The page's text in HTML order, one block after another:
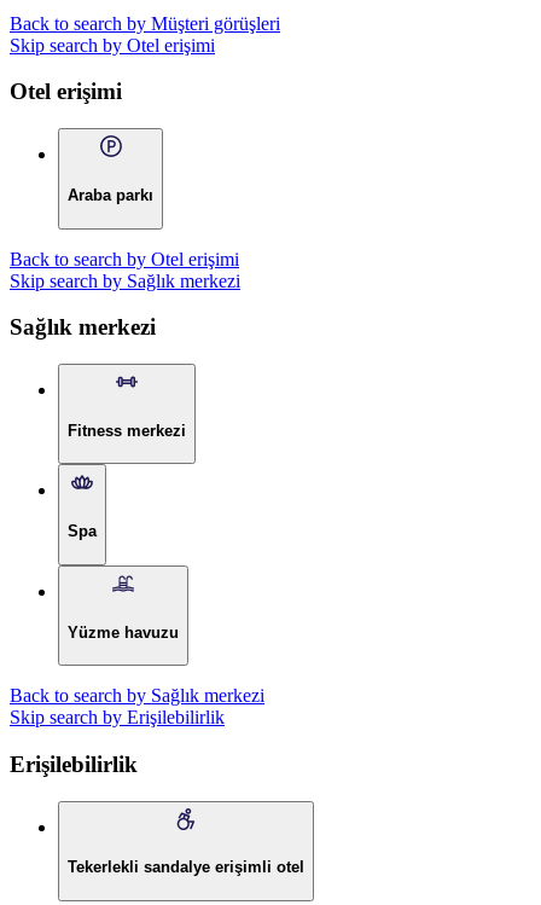
Back to search by Müşteri görüşleri
Skip search by Otel erişimi
Otel erişimi
Araba parkı
Back to search by Otel erişimi
Skip search by Sağlık merkezi
Sağlık merkezi
Fitness merkezi
Spa
Yüzme havuzu
Back to search by Sağlık merkezi
Skip search by Erişilebilirlik
Erişilebilirlik
Tekerlekli sandalye erişimli otel